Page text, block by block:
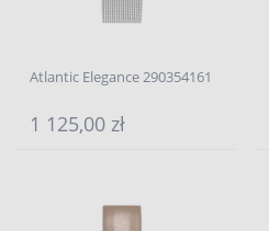
Atlantic Elegance 290354161
1 125,00 zł